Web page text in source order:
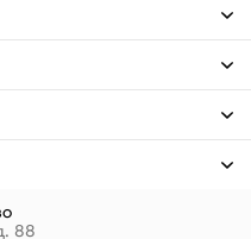
88